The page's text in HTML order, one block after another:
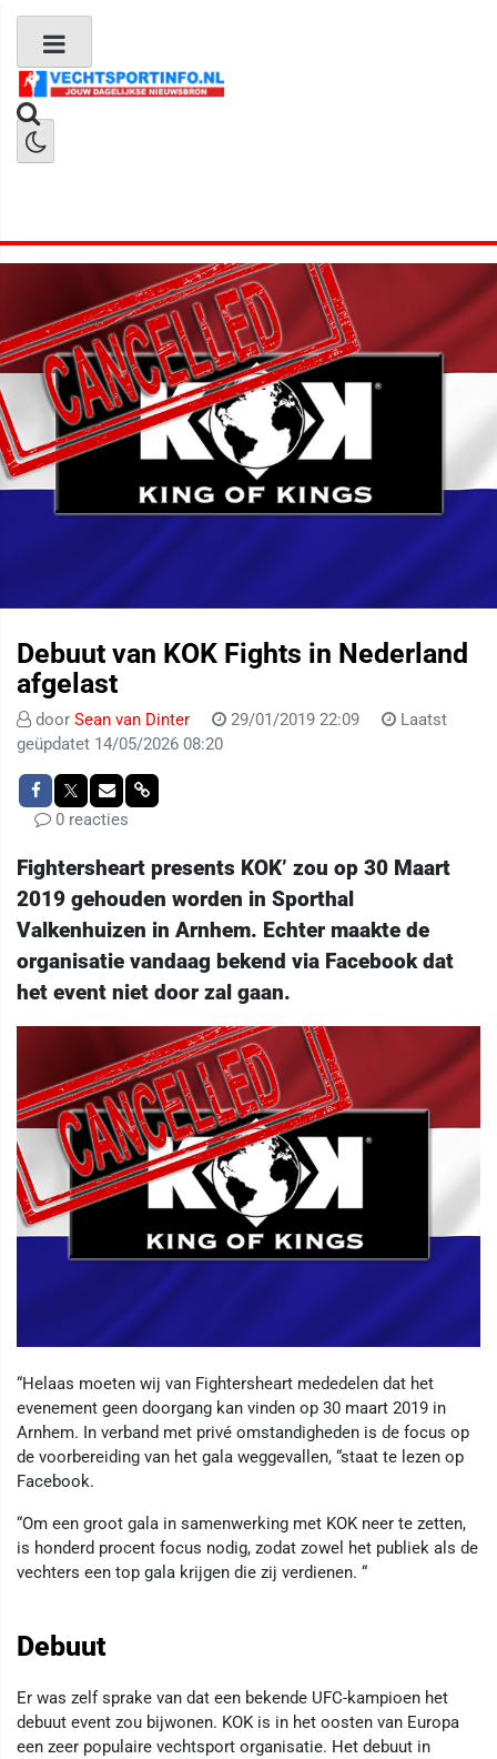
Debuut van KOK Fights in Nederland
afgelast
door Sean van Dinter 29/01/2019 22:09
Laatst
geüpdatet 14/05/2026 08:20
0 reacties
Fightersheart presents KOK’ zou op 30 Maart
2019 gehouden worden in Sporthal
Valkenhuizen in Arnhem. Echter maakte de
organisatie vandaag bekend via Facebook dat
het event niet door zal gaan.
“Helaas moeten wij van Fightersheart mededelen dat het
evenement geen doorgang kan vinden op 30 maart 2019 in
Arnhem. In verband met privé omstandigheden is de focus op
de voorbereiding van het gala weggevallen, “staat te lezen op
Facebook.
“Om een groot gala in samenwerking met KOK neer te zetten,
is honderd procent focus nodig, zodat zowel het publiek als de
vechters een top gala krijgen die zij verdienen. “
Debuut
Er was zelf sprake van dat een bekende UFC-kampioen het
debuut event zou bijwonen. KOK is in het oosten van Europa
een zeer populaire vechtsport organisatie. Het debuut in